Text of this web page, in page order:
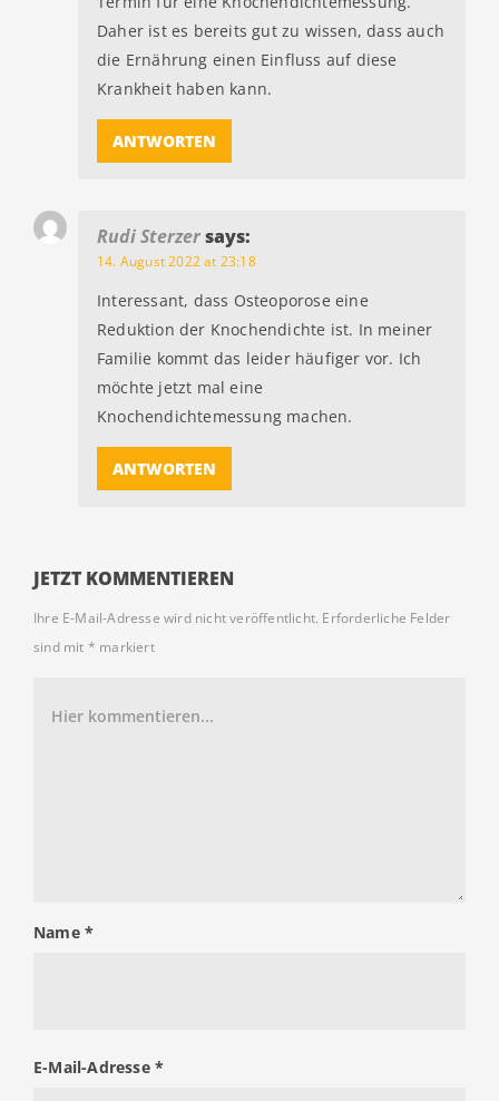
Daher ist es bereits gut zu wissen, dass auch
die Ernährung einen Einfluss auf diese
Krankheit haben kann.
ANTWORTEN
Rudi Sterzersays:
14. August 2022 at 23:18
Interessant, dass Osteoporose eine
Reduktion der Knochendichte ist. In meiner
Familie kommt das leider häufiger vor. Ich
möchte jetzt mal eine
Knochendichtemessung machen.
ANTWORTEN
JETZT KOMMENTIEREN
Ihre E-Mail-Adresse wird nicht veröffentlicht. Erforderliche Felder
sind mit * markiert
Name *
E-Mail-Adresse *